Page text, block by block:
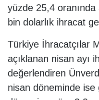
yüzde 25,4
bin dolarlık ihracat
Türkiye İhracatçılar
açıklanan nisan ayı
değerlendiren
nisan döneminde ise